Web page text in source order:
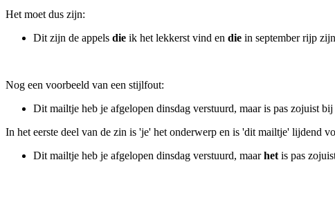
Het moet dus zijn:
Dit zijn de appels die ik het lekkerst vind en die in september rijp
Nog een voorbeeld van een stijlfout:
Dit mailtje heb je afgelopen dinsdag verstuurd, maar is pas zojuist
In het eerste deel van de zin is 'je' het onderwerp en is 'dit mailtje' lijdend
Dit mailtje heb je afgelopen dinsdag verstuurd, maarhet is pas